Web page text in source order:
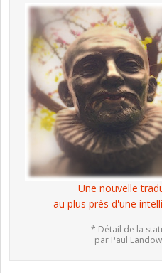
Une nouvelle
au plus près d'une
* Détail de la
par Paul